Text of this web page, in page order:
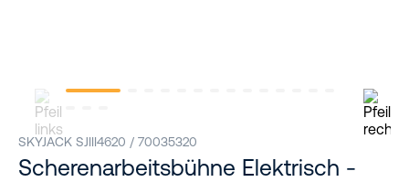
SKYJACK SJIII4620 / 70035320
Scherenarbeitsbühne Elektrisch -